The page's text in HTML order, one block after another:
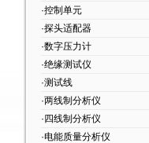
·控制单元
·探头适配器
·数字压力计
·绝缘测试仪
·测试线
·两线制分析仪
·四线制分析仪
·电能质量分析仪